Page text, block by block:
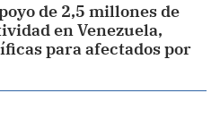
de 2,5 millones de
en Venezuela,
para afectados por